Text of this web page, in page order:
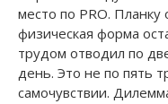
место по PRO. Планку
физическая форма
трудом отводил по
день. Это не по пять
самочувствии.